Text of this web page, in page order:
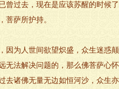
曾过去，现在是应该苏醒的时候
菩萨所护持。
因为人世间欲望炽盛，众生迷惑
无法解决问题的，那么佛菩萨心
去诸佛无量无边如恒河沙，众生